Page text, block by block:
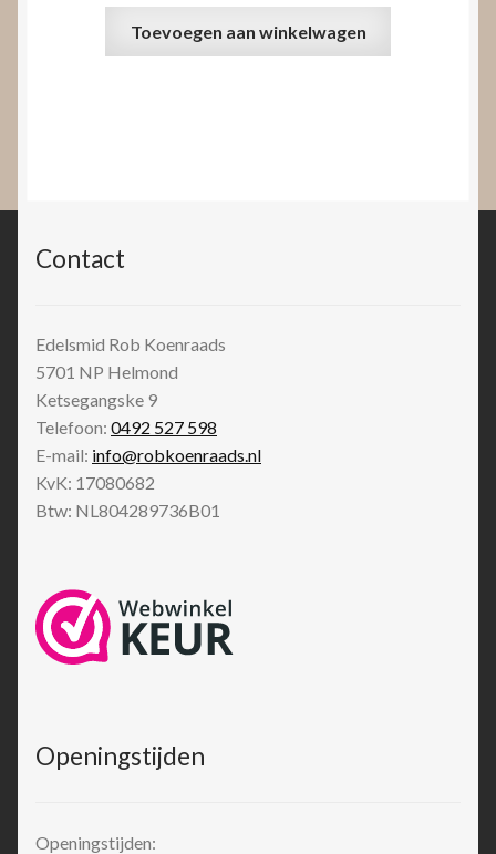
Toevoegen aan winkelwagen
Contact
Edelsmid Rob Koenraads
5701 NP Helmond
Ketsegangske 9
Telefoon: 0492 527 598
E-mail: info@robkoenraads.nl
KvK: 17080682
Btw: NL804289736B01
Openingstijden
Openingstijden: